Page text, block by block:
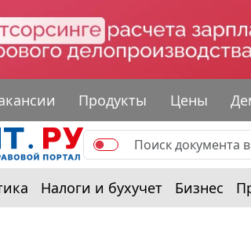
Продукты Цены
Налоги и бухучет Бизнес